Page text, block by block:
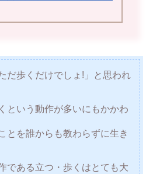
だ歩くだけでしょ!」と思われ
という動作が多いにもかかわ
とを誰からも教わらずに生き
である立つ・歩くはとても大